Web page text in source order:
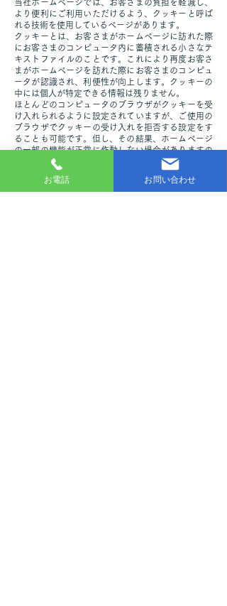
当社ホームページでは、お客さまの負担を軽減し、
より便利にご利用いただけるよう、クッキーと呼ば
れる技術を使用しているページがあります。
クッキーとは、お客さまがホームページに訪れた際
にお客さまのコンピュータ内に蓄積される小さなテ
キストファイルのことです。これにより再度お客さ
まがホームページを訪れた際にお客さまのコンピュ
ータが認識され、利便性が向上します。クッキーの
中には個人が特定できる情報は残りません。
ほとんどのコンピュータのブラウザがクッキーを受
け入れられるように設定されていますが、ご使用の
ブラウザでクッキーの受け入れを拒否する設定をす
ることも可能です。但し、その結果、ホームページ
の一部の機能が正常に作動しない場合がありますの
でご了承ください。
2）他サイトのリンクについて
当社ホームページには、お客さまに対し、有用な情
お電話 お問い合わせ